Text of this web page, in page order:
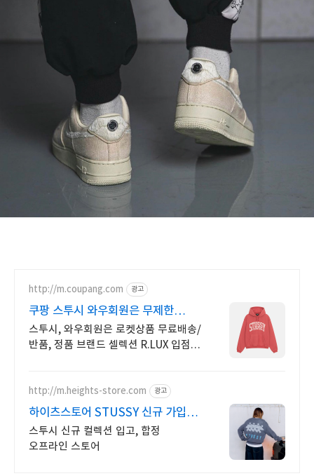
http://m.coupang.com 광고
쿠팡 스투시 와우회원은 무제한
무료배송
스투시, 와우회원은 로켓상품 무료배송/
반품, 정품 브랜드 셀렉션 R.LUX 입점.
http://m.heights-store.com 광고
하이츠스토어 STUSSY 신규 가입
12% 쿠폰
스투시 신규 컬렉션 입고, 합정
오프라인 스토어